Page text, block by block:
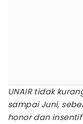
UNAIR tidak
sampai Juni,
honor dan